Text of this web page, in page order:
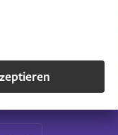
Zwei
das
von